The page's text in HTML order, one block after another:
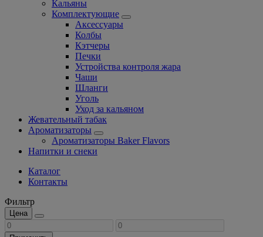
Кальяны
Комплектующие
Аксессуары
Колбы
Кэтчеры
Печки
Устройства контроля жара
Чаши
Шланги
Уголь
Уход за кальяном
Жевательный табак
Ароматизаторы
Ароматизаторы Baker Flavors
Напитки и снеки
Каталог
Контакты
Фильтр
Цена